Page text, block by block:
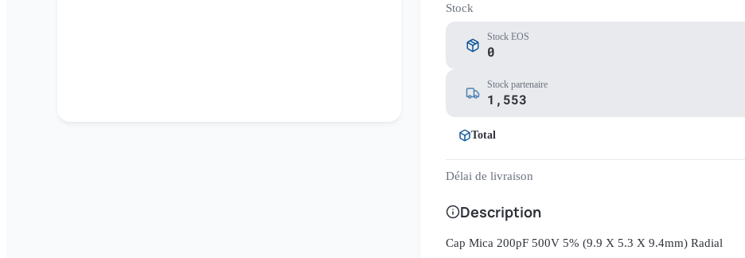
Stock
Stock EOS
0
Stock partenaire
1,553
Total
Délai de livraison
Description
Cap Mica 200pF 500V 5% (9.9 X 5.3 X 9.4mm) Radial